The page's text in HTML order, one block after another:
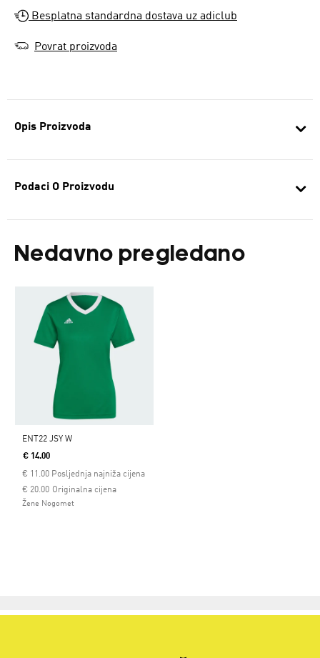
Opis Proizvoda
Podaci O Proizvodu
Nedavno pregledano
ENT22 JSY W
€ 14.00
€ 11.00 Posljednja najniža cijena
Originalna cijena
Cijena umanjena od
€ 20.00za
Žene Nogomet
Besplatna standardna dostava uz adiclub
Povrat proizvoda